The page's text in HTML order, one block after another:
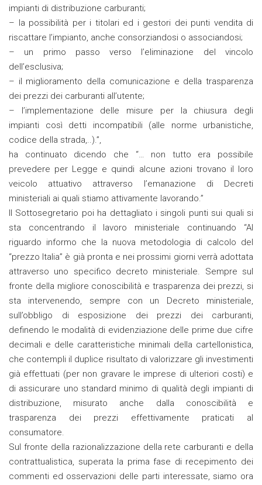
impianti di distribuzione carburanti;
– la possibilità per i titolari ed i gestori dei punti vendita di
riscattare l’impianto, anche consorziandosi o associandosi;
– un primo passo verso l’eliminazione del vincolo
dell’esclusiva;
– il miglioramento della comunicazione e della trasparenza
dei prezzi dei carburanti all’utente;
– l’implementazione delle misure per la chiusura degli
impianti così detti incompatibili (alle norme urbanistiche,
codice della strada,..).”,
ha continuato dicendo che “… non tutto era possibile
prevedere per Legge e quindi alcune azioni trovano il loro
veicolo attuativo attraverso l’emanazione di Decreti
ministeriali ai quali stiamo attivamente lavorando.”
Il Sottosegretario poi ha dettagliato i singoli punti sui quali si
sta concentrando il lavoro ministeriale continuando “Al
riguardo informo che la nuova metodologia di calcolo del
“prezzo Italia” è già pronta e nei prossimi giorni verrà adottata
attraverso uno specifico decreto ministeriale. Sempre sul
fronte della migliore conoscibilità e trasparenza dei prezzi, si
sta intervenendo, sempre con un Decreto ministeriale,
sull’obbligo di esposizione dei prezzi dei carburanti,
definendo le modalità di evidenziazione delle prime due cifre
decimali e delle caratteristiche minimali della cartellonistica,
che contempli il duplice risultato di valorizzare gli investimenti
già effettuati (per non gravare le imprese di ulteriori costi) e
di assicurare uno standard minimo di qualità degli impianti di
distribuzione, misurato anche dalla conoscibilità e
trasparenza dei prezzi effettivamente praticati al
consumatore.
Sul fronte della razionalizzazione della rete carburanti e della
contrattualistica, superata la prima fase di recepimento dei
commenti ed osservazioni delle parti interessate, siamo ora